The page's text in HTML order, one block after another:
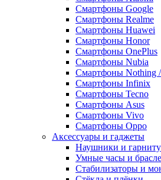
Смартфоны Google
Смартфоны Realme
Смартфоны Huawei
Смартфоны Honor
Смартфоны OnePlus
Смартфоны Nubia
Смартфоны Nothing
Смартфоны Infinix
Смартфоны Tecno
Смартфоны Asus
Смартфоны Vivo
Смартфоны Oppo
Аксессуары и гаджеты
Наушники и
Умные часы и
Стабилизаторы и